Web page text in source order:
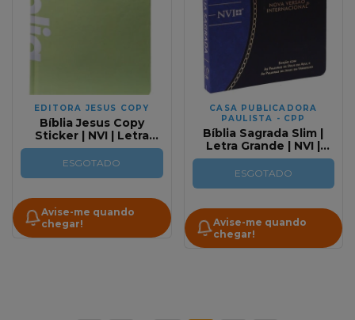
EDITORA JESUS COPY
Bíblia Jesus Copy
Sticker | NVI | Letra
Normal | Capa Dura
Verde
ESGOTADO
Avise-me quando
chegar!
CASA PUBLICADORA
PAULISTA - CPP
Bíblia Sagrada Slim |
Letra Grande | NVI |
Preto e Azul | Luxo
ESGOTADO
Avise-me quando
chegar!